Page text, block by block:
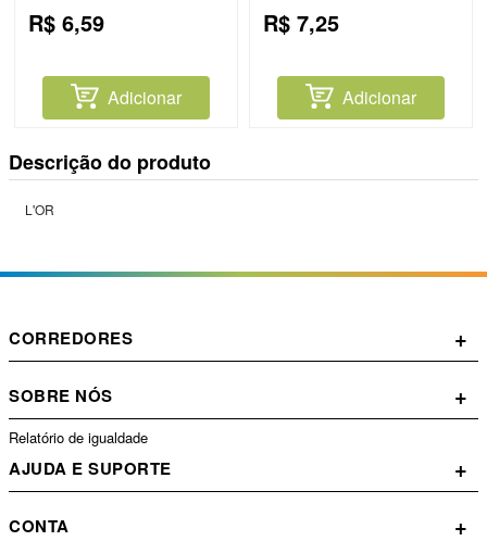
R$ 6,59
Adicionar
R$ 7,25
Adicionar
Descrição do produto
L'OR
CORREDORES +
SOBRE NÓS +
Relatório de igualdade
AJUDA E SUPORTE +
CONTA +